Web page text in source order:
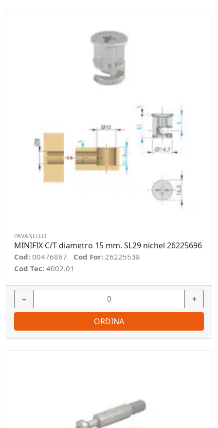
PAVANELLO
MINIFIX C/T diametro 15 mm. SL29 nichel 26225696
Cod: 00476867 Cod For: 26225538
Cod Tec: 4002.01
− +
ORDINA